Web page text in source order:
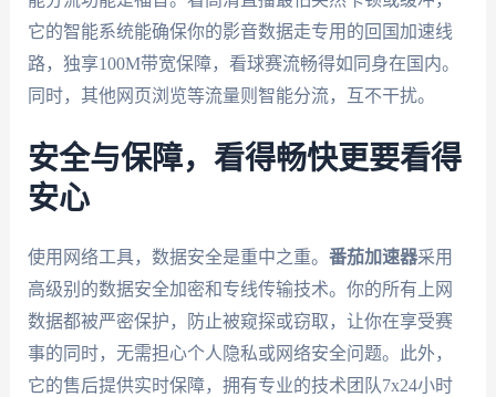
它的智能系统能确保你的影音数据走专用的回国加速线
路，独享100M带宽保障，看球赛流畅得如同身在国内。
同时，其他网页浏览等流量则智能分流，互不干扰。
安全与保障，看得畅快更要看得
安心
使用网络工具，数据安全是重中之重。 番茄加速器采用
高级别的数据安全加密和专线传输技术。你的所有上网
数据都被严密保护，防止被窥探或窃取，让你在享受赛
事的同时，无需担心个人隐私或网络安全问题。此外，
它的售后提供实时保障，拥有专业的技术团队7x24小时